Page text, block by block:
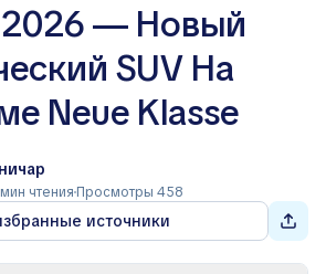
2026 — Новый
SUV На
Neue Klasse
чтения Просмотры 458
источники